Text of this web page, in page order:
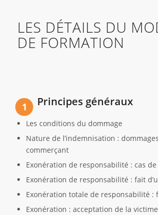
LES DÉTAILS DU
DE FORMATION
1 Principes généraux
Les conditions du dommage
Nature de l’indemnisation :
commerçant
Exonération de responsabilité : cas
Exonération de responsabilité : fait
Exonération totale de responsabilité :
Exonération : acceptation de la victime